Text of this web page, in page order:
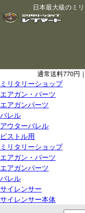
日本最大級のミ
通常送料770円｜
ミリタリーショップ
エアガン・パーツ
エアガンパーツ
バレル
アウターバレル
ピストル用
ミリタリーショップ
エアガン・パーツ
エアガンパーツ
バレル
サイレンサー
サイレンサー本体